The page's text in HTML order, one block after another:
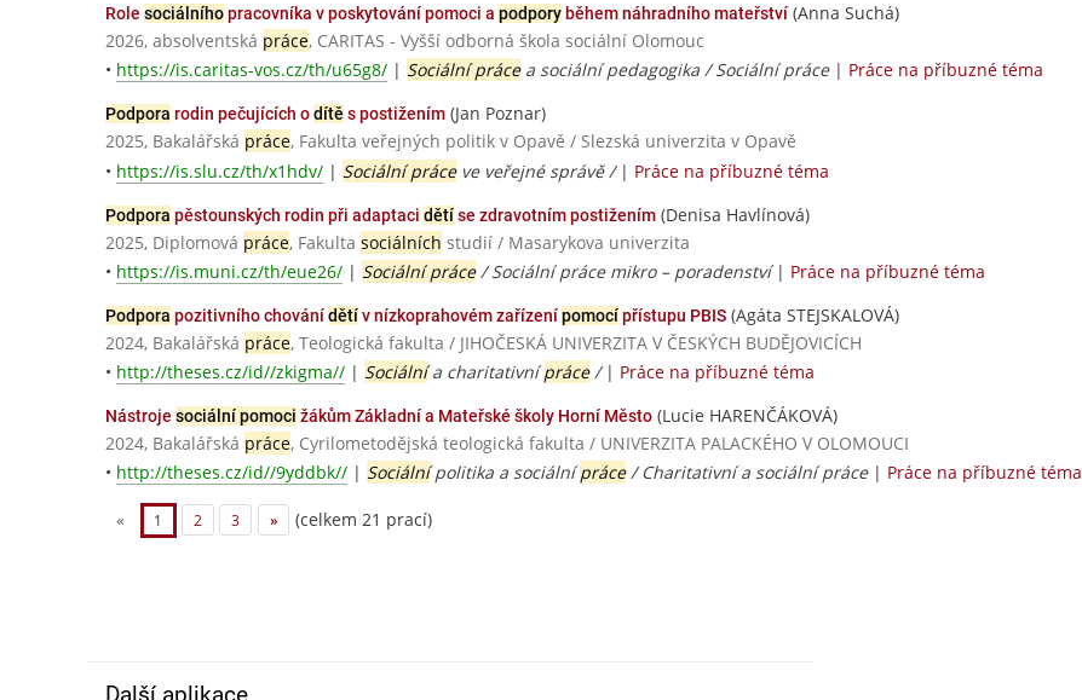
Role sociálníhopracovníka v poskytování pomoci a podpory během náhradního mateřství (Anna Suchá)
2026, absolventská práce, CARITAS - Vyšší odborná škola sociální Olomouc
• https://is.caritas-vos.cz/th/u65g8/ | Sociální prácea sociální pedagogika / Sociální práce| Práce na příbuzné téma
Podpora rodin pečujících odítě s postižením (Jan Poznar)
2025, Bakalářská práce, Fakulta veřejných politik v Opavě / Slezská univerzita v Opavě
• https://is.slu.cz/th/x1hdv/ | Sociální práceve veřejné správě / | Práce na příbuzné téma
Podpora pěstounských rodin při adaptaci dětíse zdravotním postižením (Denisa Havlínová)
2025, Diplomová práce, Fakulta sociálních studií / Masarykova univerzita
• https://is.muni.cz/th/eue26/ | Sociální práce/ Sociální práce mikro – poradenství| Práce na příbuzné téma
Podpora pozitivního chovánídětív nízkoprahovém zařízenípomocípřístupu PBIS (Agáta STEJSKALOVÁ)
2024, Bakalářská práce, Teologická fakulta / JIHOČESKÁ UNIVERZITA V ČESKÝCH BUDĚJOVICÍCH
• http://theses.cz/id//zkigma// | Sociálnía charitativnípráce/ | Práce na příbuzné téma
Nástroje sociální pomoci žákům Základní a Mateřské školy Horní Město (Lucie HARENČÁKOVÁ)
2024, Bakalářská práce, Cyrilometodějská teologická fakulta / UNIVERZITA PALACKÉHO V OLOMOUCI
• http://theses.cz/id//9yddbk// | Sociálnípolitika a sociálnípráce/ Charitativní a sociální práce| Práce na příbuzné téma
« 1 2 3 » (celkem 21 prací)